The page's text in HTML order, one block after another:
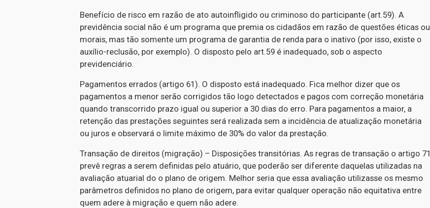
Benefício de risco em razão de ato autoinfligido ou criminoso do participante (art.59). A
previdência social não é um programa que premia os cidadãos em razão de questões éticas ou
morais, mas tão somente um programa de garantia de renda para o inativo (por isso, existe o
auxílio-reclusão, por exemplo). O disposto pelo art.59 é inadequado, sob o aspecto
previdenciário.
Pagamentos errados (artigo 61). O disposto está inadequado. Fica melhor dizer que os
pagamentos a menor serão corrigidos tão logo detectados e pagos com correção monetária
quando transcorrido prazo igual ou superior a 30 dias do erro. Para pagamentos a maior, a
retenção das prestações seguintes será realizada sem a incidência de atualização monetária
ou juros e observará o limite máximo de 30% do valor da prestação.
Transação de direitos (migração) – Disposições transitórias. As regras de transação o artigo 71
prevê regras a serem definidas pelo atuário, que poderão ser diferente daquelas utilizadas na
avaliação atuarial do o plano de origem. Melhor seria que essa avaliação utilizasse os mesmo
parâmetros definidos no plano de origem, para evitar qualquer operação não equitativa entre
quem adere à migração e quem não adere.